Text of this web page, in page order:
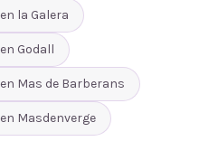
en la Galera
en Godall
en Mas de Barberans
en Masdenverge